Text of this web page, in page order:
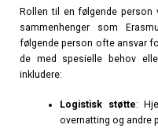
Rollen til en følgende person
sammenhenger som
følgende person ofte ansvar
de med spesielle behov
inkludere:
Logistisk støtte:
overnatting og andre